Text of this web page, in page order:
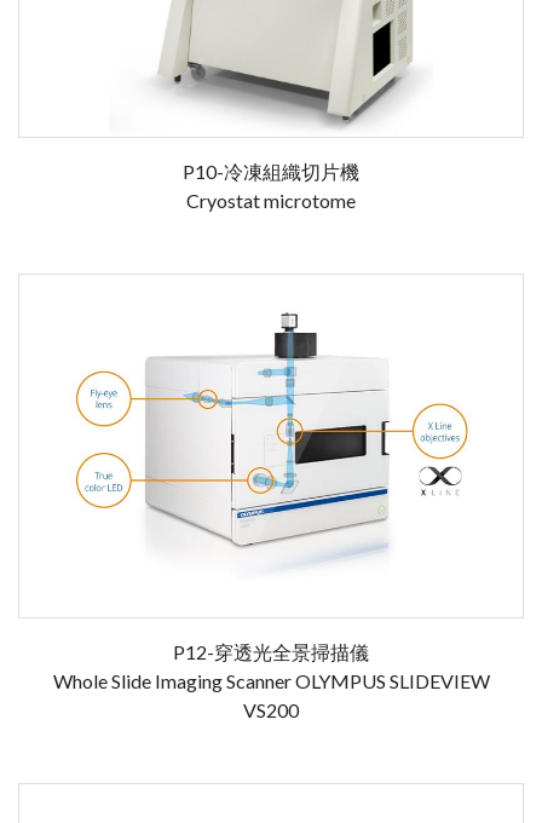
P10-冷凍組織切片機
Cryostat microtome
P12-穿透光全景掃描儀
Whole Slide Imaging Scanner OLYMPUS SLIDEVIEW
VS200